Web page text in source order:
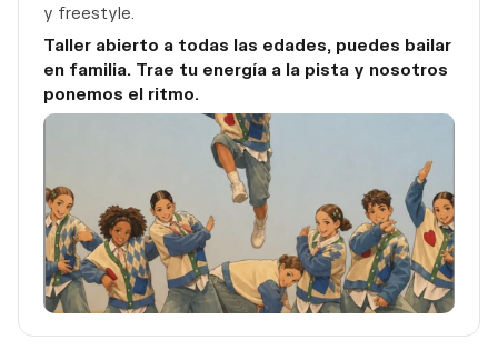
y freestyle.
Taller abierto a todas las edades, puedes bailar
en familia. Trae tu energía a la pista y nosotros
ponemos el ritmo.